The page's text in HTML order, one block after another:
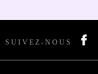
SUIVEZ-NOUS